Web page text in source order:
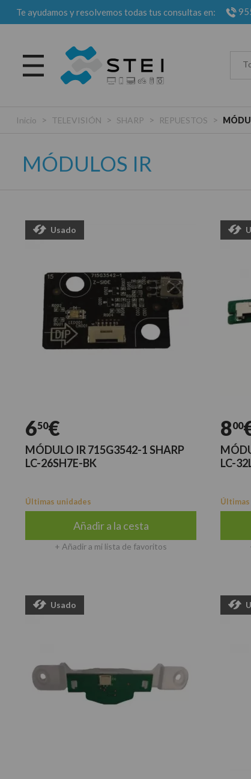
Te ayudamos y resolvemos todas tus consultas en:
Inicio > TELEVISIÓN > SHARP > REPUESTOS >
MÓDULOS IR
Usado
650€
MÓDULO IR 715G3542-1 SHARP
LC-26SH7E-BK
Últimas unidades
Añadir a la cesta
+ Añadir a mi lista de favoritos
800
LC-
Usado